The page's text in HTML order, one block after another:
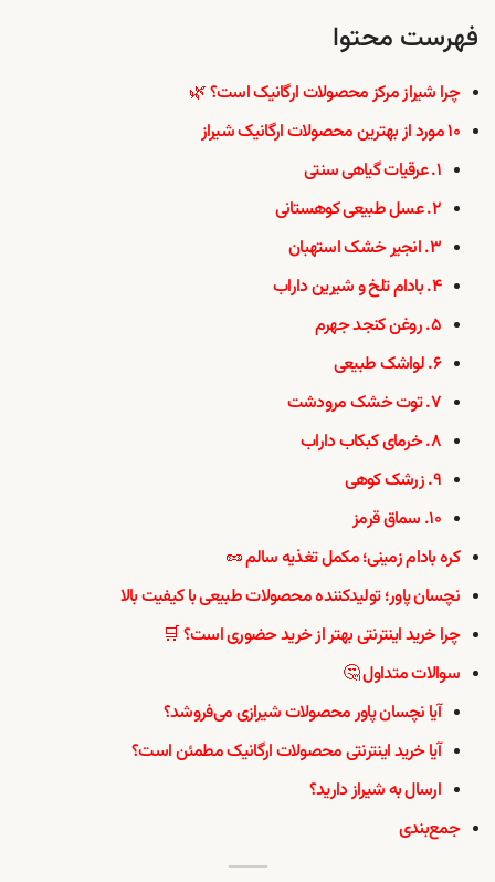
فهرست محتوا
چرا شیراز مرکز محصولات ارگانیک است؟ 🌿
۱۰ مورد از بهترین محصولات ارگانیک شیراز
۱. عرقیات گیاهی سنتی
۲. عسل طبیعی کوهستانی
۳. انجیر خشک استهبان
۴. بادام تلخ و شیرین داراب
۵. روغن کنجد جهرم
۶. لواشک طبیعی
۷. توت خشک مرودشت
۸. خرمای کبکاب داراب
۹. زرشک کوهی
۱۰. سماق قرمز
کره بادام زمینی؛ مکمل تغذیه سالم 🥜
نچسان پاور؛ تولیدکننده محصولات طبیعی با کیفیت بالا
چرا خرید اینترنتی بهتر از خرید حضوری است؟ 🛒
سوالات متداول 🤔
آیا نچسان پاور محصولات شیرازی می‌فروشد؟
آیا خرید اینترنتی محصولات ارگانیک مطمئن است؟
ارسال به شیراز دارید؟
جمع‌بندی